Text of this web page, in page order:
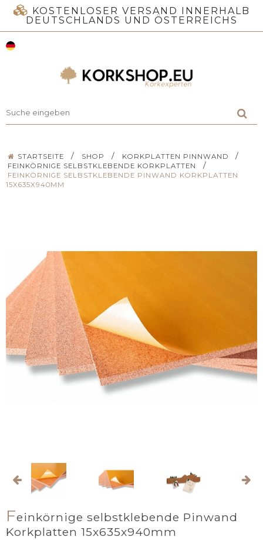
KOSTENLOSER VERSAND INNERHALB
DEUTSCHLANDS UND ÖSTERREICHS
STARTSEITE / SHOP / KORKPLATTEN PINNWAND /
FEINKÖRNIGE SELBSTKLEBENDE KORKPLATTEN /
FEINKÖRNIGE SELBSTKLEBENDE PINWAND KORKPLATTEN
15X635X940MM
Feinkörnige selbstklebende Pinwand
Korkplatten 15x635x940mm